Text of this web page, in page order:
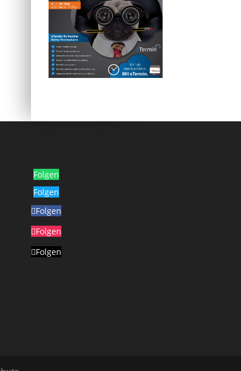
Folgen
Folgen
Folgen
Folgen
Folgen